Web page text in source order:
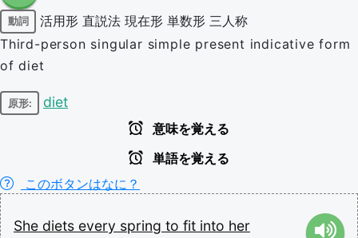
動詞 活用形 直説法 現在形 単数形 三人称
Third-person singular simple present indicative form
of diet
原形: diet
意味を覚える
単語を覚える
このボタンはなに？
She diets every spring to fit into her